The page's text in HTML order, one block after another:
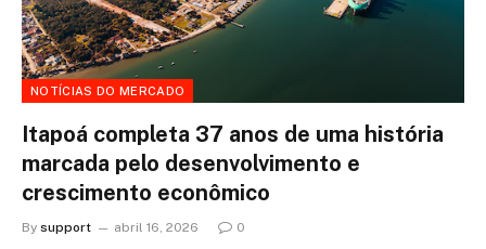
NOTÍCIAS DO MERCADO
Itapoá completa 37 anos de uma história
marcada pelo desenvolvimento e
crescimento econômico
By support abril 16, 2026 0